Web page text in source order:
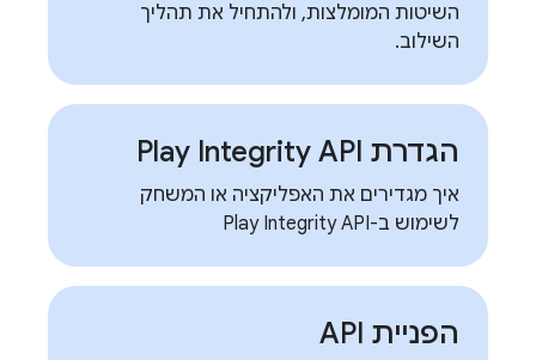
השיטות המומלצות, ולהתחיל את תהליך
השילוב.
הגדרת Play Integrity API
איך מגדירים את האפליקציה או המשחק
לשימוש ב-Play Integrity API
הפניית API